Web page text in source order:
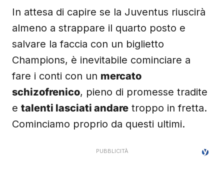
In attesa di capire se la Juventus riuscirà
almeno a strappare il quarto posto e
salvare la faccia con un biglietto
Champions, è inevitabile cominciare a
fare i conti con un mercato
schizofrenico, pieno di promesse tradite
e talenti lasciati andare troppo in fretta.
Cominciamo proprio da questi ultimi.